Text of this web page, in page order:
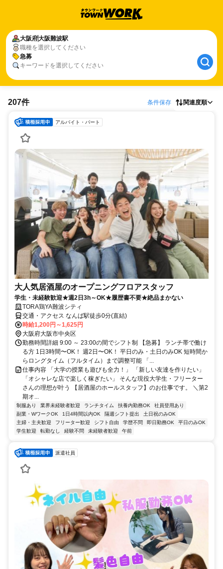
大阪府大阪難波駅
職種を選択してください
急募
キーワードを選択してください
207件 条件保存 関連度順
アルバイト・パート
大人気居酒屋のオープニングフロアスタッフ
学生・未経験歓迎★週2日3h～OK★履歴書不要★絶品まかない
TORA鶏YA難波シティ
交通・アクセス なんば駅徒歩0分(直結)
時給1,200円～1,625円
大阪府大阪市中央区
勤務時間詳細 9:00 ～ 23:00の間でシフト制 【急募】 ランチ帯で働け
る方 1日3時間〜OK！ 週2日〜OK！ 平日のみ・土日のみOK 短時間か
らロングタイム（フルタイム）まで調整可能 「...
仕事内容 「大学の授業も遊びも全力！」 「新しい友達を作りたい」
「オシャレな店で楽しく稼ぎたい」 そんな現役大学生・フリーター
さんの理想が叶う 【居酒屋のホールスタッフ】のお仕事です。 ＼第2
期オ...
制服あり 業界未経験者歓迎 ランチタイム 扶養内勤務OK
社員登用あり
副業・WワークOK
1日4時間以内OK 隔週シフト提出
土日祝のみOK
主婦・主夫歓迎
フリーター歓迎 シフト自由 学歴不問 即日勤務OK
平日のみOK
学生歓迎
転勤なし 経験不問 未経験者歓迎 午前
派遣社員